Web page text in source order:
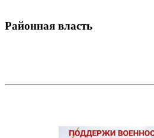
Районная власть